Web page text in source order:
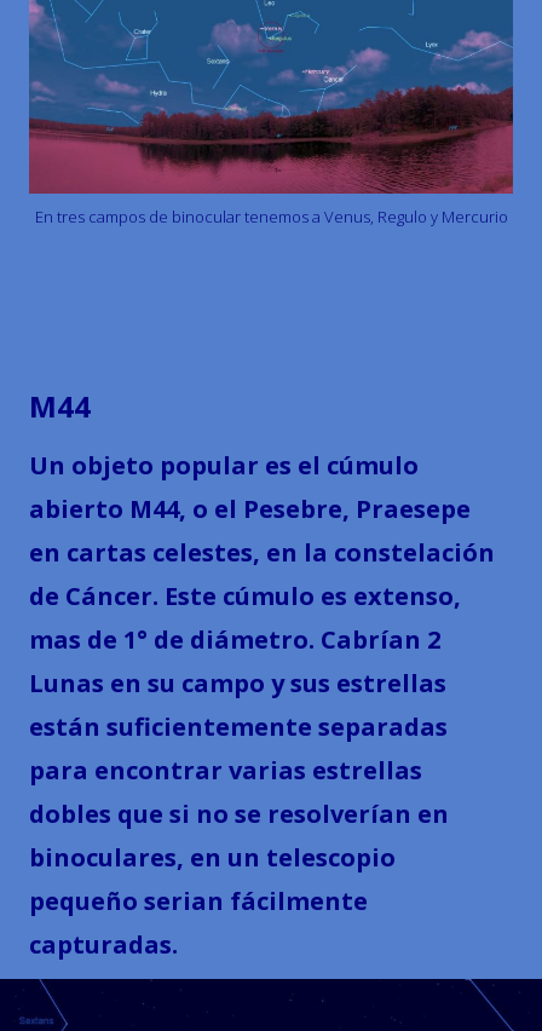
En tres campos de binocular tenemos a Venus, Regulo y Mercurio
M44
Un objeto popular es el cúmulo
abierto M44, o el Pesebre, Praesepe
en cartas celestes, en la constelación
de Cáncer. Este cúmulo es extenso,
mas de 1° de diámetro. Cabrían 2
Lunas en su campo y sus estrellas
están suficientemente separadas
para encontrar varias estrellas
dobles que si no se resolverían en
binoculares, en un telescopio
pequeño serian fácilmente
capturadas.